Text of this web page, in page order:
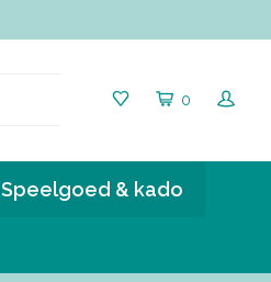
0
Speelgoed & kado